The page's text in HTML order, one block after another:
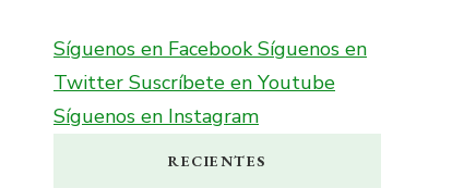
Síguenos en FacebookSíguenos en
Twitter Suscríbete en Youtube
Síguenos en Instagram
RECIENTES